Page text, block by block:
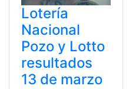
Lotería
Nacional
Pozo y Lotto
resultados
13 de marzo